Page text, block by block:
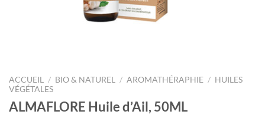
ACCUEIL / BIO & NATUREL / AROMATHÉRAPHIE / HUILES
VÉGÉTALES
ALMAFLORE Huile d’Ail, 50ML